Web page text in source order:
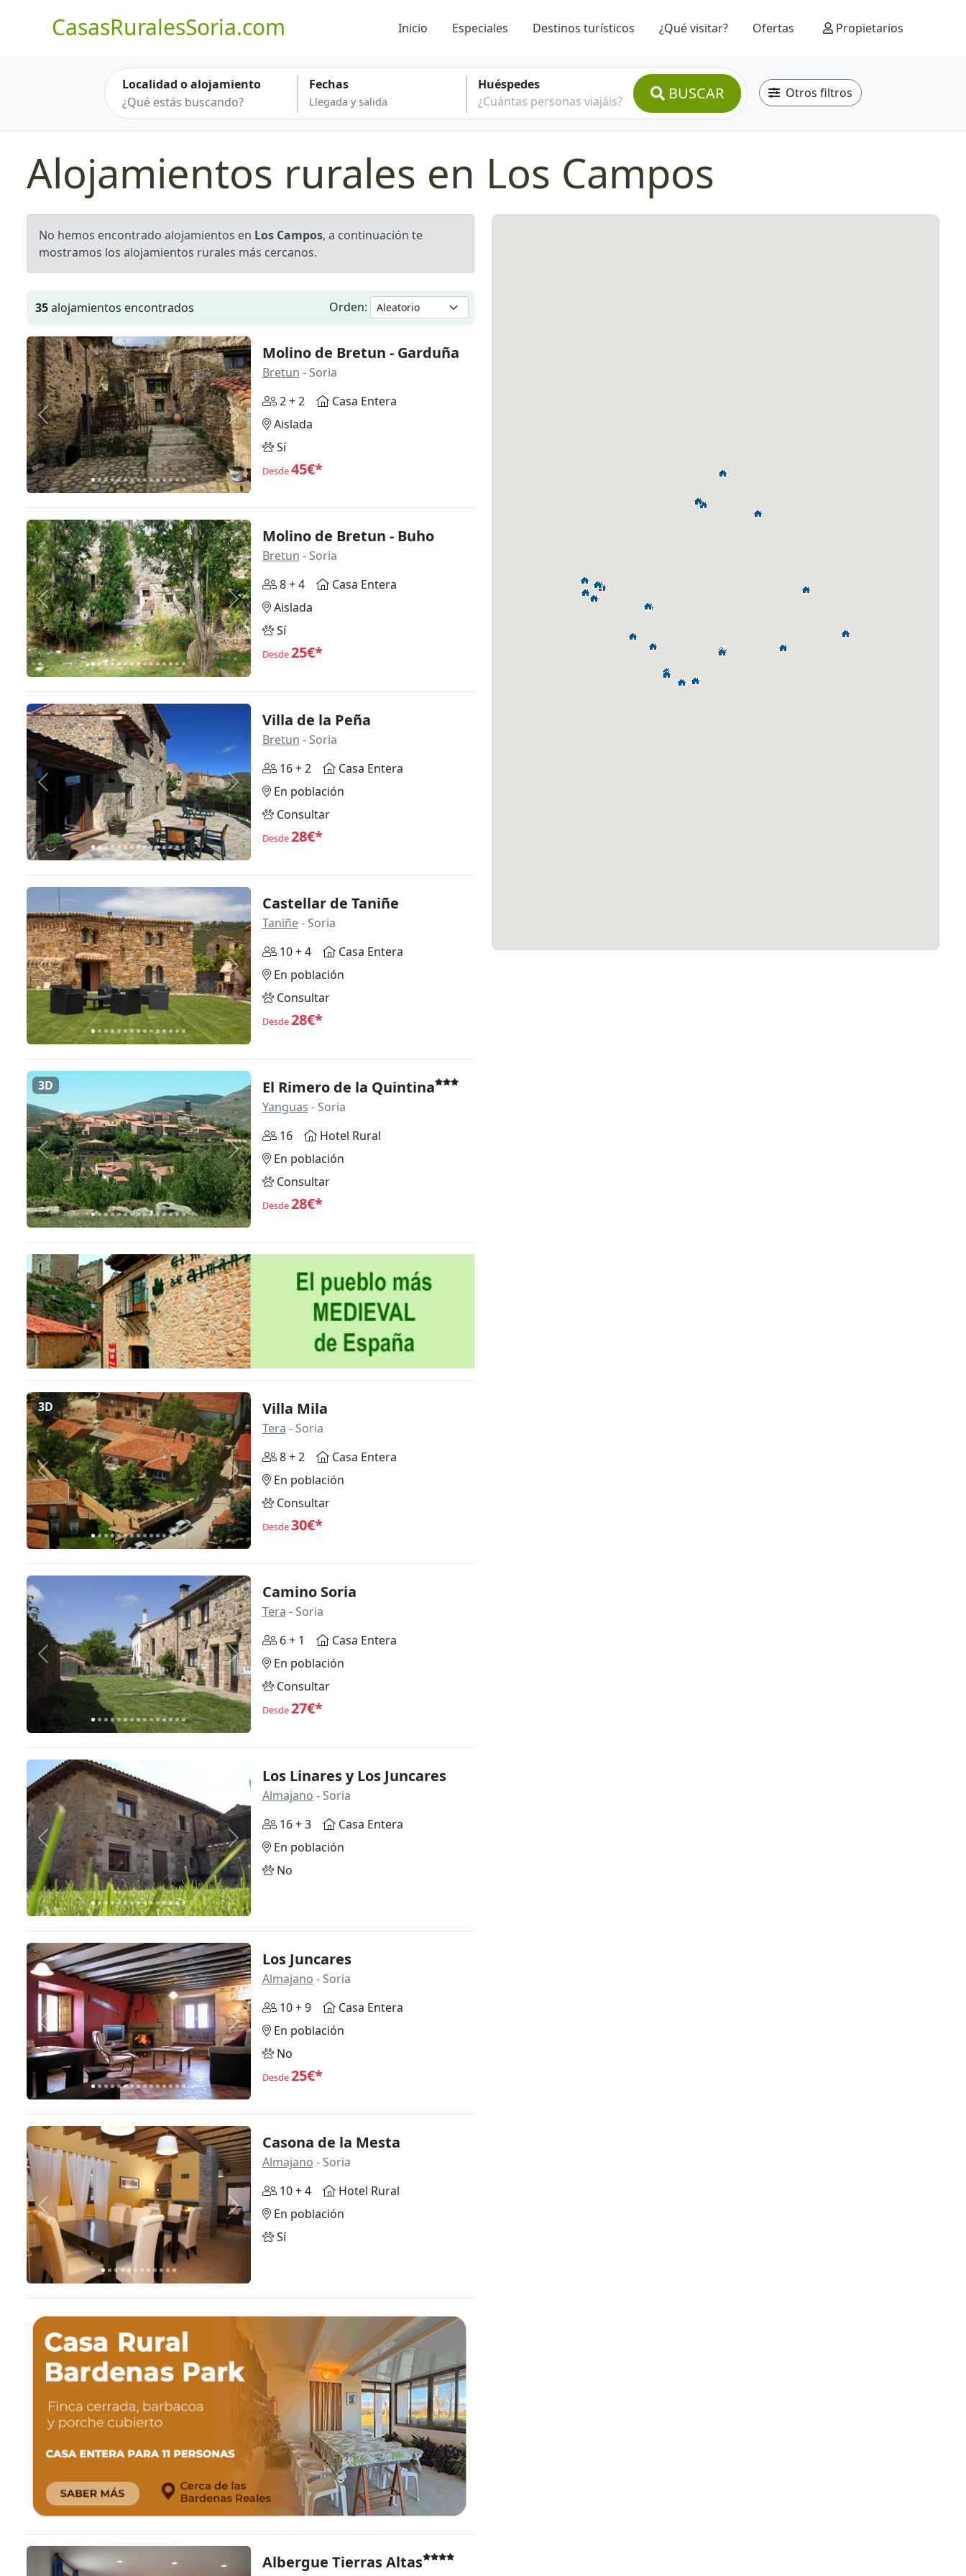
CasasRuralesSoria.com Inicio Especiales Destinos turísticos ¿Qué visitar? Ofertas Propietarios
Localidad o alojamiento Fechas
Huéspedes
¿Cuántas personas viajáis?
BUSCAR Otros filtros
Alojamientos rurales en Los Campos
No hemos encontrado alojamientos en Los Campos, a continuación te
mostramos los alojamientos rurales más cercanos.
35alojamientos encontrados Orden:
Anterior Siguiente
Molino de Bretun - Garduña
Bretun - Soria
2 + 2
Casa Entera
Aislada
Sí
Desde45€*
Anterior Siguiente
Molino de Bretun - Buho
Bretun - Soria
8 + 4
Casa Entera
Aislada
Sí
Desde25€*
Anterior Siguiente
Villa de la Peña
Bretun - Soria
16 + 2
Casa Entera
En población
Consultar
Desde28€*
Anterior Siguiente
Castellar de Taniñe
Taniñe- Soria
10 + 4
Casa Entera
En población
Consultar
Desde28€*
Anterior Siguiente
3D El Rimero de la Quintina
Yanguas - Soria
16
Hotel Rural
En población
Consultar
Desde28€*
Anterior Siguiente
3D Villa Mila
Tera - Soria
8 + 2
Casa Entera
En población
Consultar
Desde30€*
Anterior Siguiente
Camino Soria
Tera - Soria
6 + 1
Casa Entera
En población
Consultar
Desde27€*
Anterior Siguiente
Los Linares y Los Juncares
Almajano - Soria
16 + 3
Casa Entera
En población
No
Anterior Siguiente
Los Juncares
Almajano - Soria
10 + 9
Casa Entera
En población
No
Desde25€*
Anterior Siguiente
Casona de la Mesta
Almajano - Soria
10 + 4
Hotel Rural
En población
Sí
Albergue Tierras Altas